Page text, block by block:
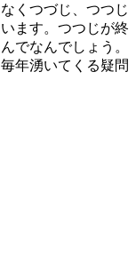
くつづじ、つつじ
ます。つつじが終
でなんでしょう。
年湧いてくる疑問